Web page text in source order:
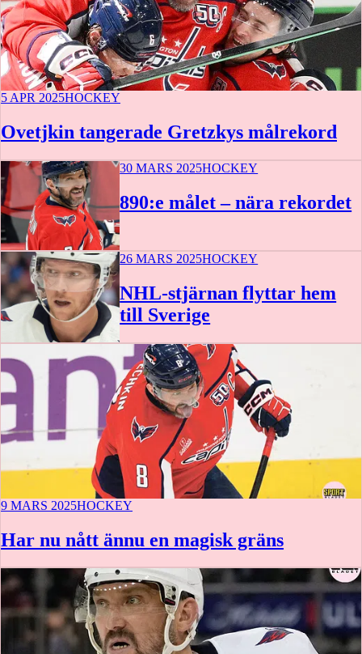
5 APR 2025HOCKEY
Ovetjkin tangerade Gretzkys målrekord
30 MARS 2025HOCKEY
890:e målet – nära rekordet
26 MARS 2025HOCKEY
NHL-stjärnan flyttar hem
till Sverige
9 MARS 2025HOCKEY
Har nu nått ännu en magisk gräns